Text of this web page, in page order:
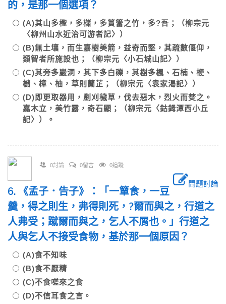
的，是那一個選項？
(A)其山多檉，多櫧，多篔簹之竹，多?吾；（柳宗元
〈柳州山水近治可游者記〉）
(B)無土壤，而生嘉樹美箭，益奇而堅，其疏數偃仰，
類智者所施設也；（柳宗元〈小石城山記〉）
(C)其旁多巖洞，其下多白礫，其樹多楓、石楠、楩、
櫧、樟、柚，草則蘭芷；（柳宗元〈袁家渴記〉）
(D)即更取器用，剷刈穢草，伐去惡木，烈火而焚之。
嘉木立，美竹露，奇石顯；（柳宗元〈鈷鉧潭西小丘
記〉）。
0討論 0留言 0追蹤
問題討論
6. 《孟子．告子》：「一簞食，一豆
羹，得之則生，弗得則死，?爾而與之，行道之
人弗受；蹴爾而與之，乞人不屑也。」行道之
人與乞人不接受食物，基於那一個原因？
(A)食不知味
(B)食不厭精
(C)不食嗟來之食
(D)不信耳食之言。